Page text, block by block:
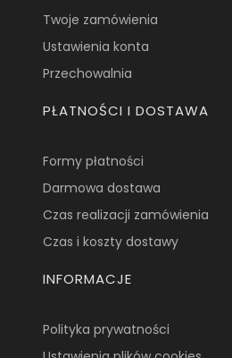
Twoje zamówienia
Ustawienia konta
Przechowalnia
PŁATNOŚCI I DOSTAWA
Formy płatności
Darmowa dostawa
Czas realizacji zamówienia
Czas i koszty dostawy
INFORMACJE
Polityka prywatności